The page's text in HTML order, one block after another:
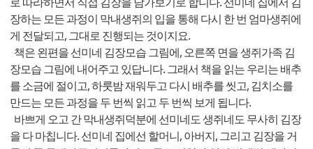
장하는 모든 과정이 막내생쥐의 입을 통해 다시 한 번 엄마생쥐에
게 전달되고, 그대로 진행되는 것이지요.
책은 왼편을 선미네 김장모습 그림에, 오른쪽 면을 생쥐가족 김
장모습 그림에 내어주고 있답니다. 그래서 책을 읽는 우리는 배추
를 소금에 절이고, 하룻밤 재워두고 다시 배추를 씻고, 김치소를
만드는 모든 과정을 두 번씩 읽고 두 번씩 보게 됩니다.
바쁘게 오고 간 막내생쥐덕분에 선미네도 생쥐네도 무사히 김장
을 다 마칩니다. 선미네 집에선 할머니, 아버지, 그리고 김장을 거